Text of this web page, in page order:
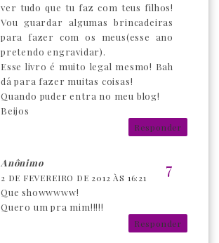
ver tudo que tu faz com teus filhos!
Vou guardar algumas brincadeiras
para fazer com os meus(esse ano
pretendo engravidar).
Esse livro é muito legal mesmo! Bah
dá para fazer muitas coisas!
Quando puder entra no meu blog!
Beijos
Responder
Anônimo
2 DE FEVEREIRO DE 2012 ÀS 16:21
Que showwwww!
Quero um pra mim!!!!!
Responder